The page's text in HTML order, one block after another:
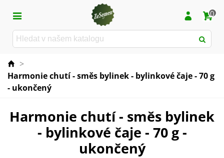
0
>
Harmonie chutí - směs bylinek - bylinkové čaje - 70 g
- ukončený
Harmonie chutí - směs bylinek
- bylinkové čaje - 70 g -
ukončený